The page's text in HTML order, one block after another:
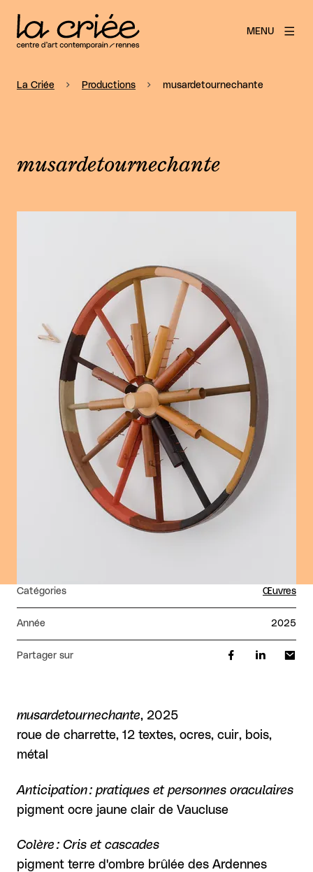
MENU
La Criée Productions musardetournechante
musardetournechante
Catégories Œuvres
Année 2025
Partager sur
musardetournechante, 2025
roue de charrette, 12 textes, ocres, cuir, bois,
métal
Anticipation : pratiques et personnes oraculaires
pigment ocre jaune clair de Vaucluse
Colère : Cris et cascades
pigment terre d'ombre brûlée des Ardennes